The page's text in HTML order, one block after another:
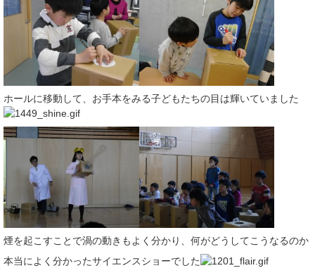
ホールに移動して、お手本をみる子どもたちの目は輝いていました
煙を起こすことで渦の動きもよく分かり、何がどうしてこうなるのか
本当によく分かったサイエンスショーでした